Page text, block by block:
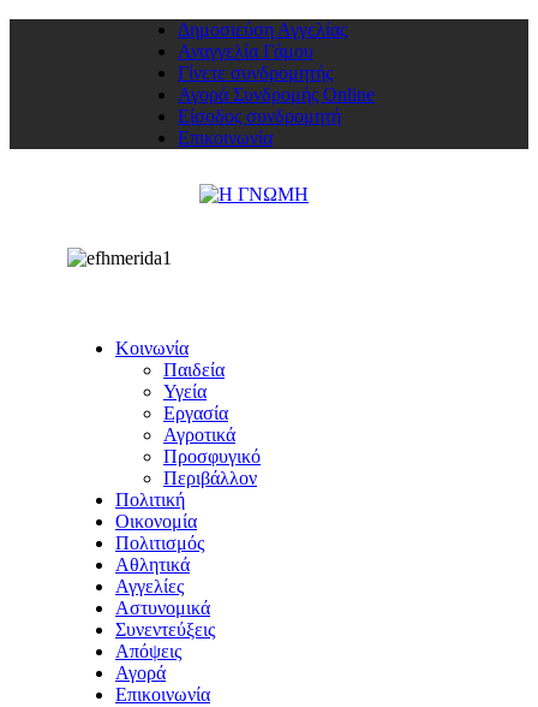
Δημοσιεύση Αγγελίας
Αναγγελία Γάμου
Γίνετε συνδρομητής
Αγορά Συνδρομής Online
Είσοδος συνδρομητή
Επικοινωνία
Κοινωνία
Παιδεία
Υγεία
Εργασία
Αγροτικά
Προσφυγικό
Περιβάλλον
Πολιτική
Οικονομία
Πολιτισμός
Αθλητικά
Αγγελίες
Αστυνομικά
Συνεντεύξεις
Απόψεις
Αγορά
Επικοινωνία